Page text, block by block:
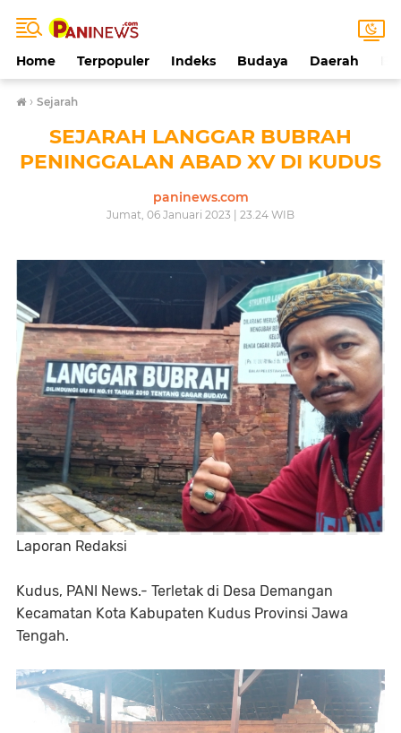
Home Terpopuler Indeks Budaya Daerah
› Sejarah
SEJARAH LANGGAR BUBRAH
PENINGGALAN ABAD XV DI KUDUS
paninews.com
Jumat, 06 Januari 2023 | 23.24 WIB
Laporan Redaksi
Kudus, PANI News.- Terletak di Desa Demangan
Kecamatan Kota Kabupaten Kudus Provinsi Jawa
Tengah.